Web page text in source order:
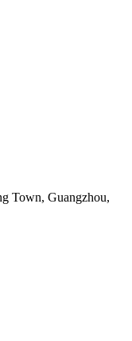
Town, Guangzhou,